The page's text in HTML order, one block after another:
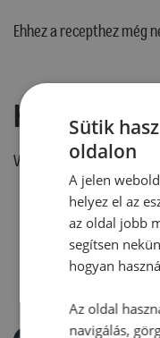
Ehhez a recepthez még
Vélemény írásához, kérjük,
Sütik
oldalon
A jelen
helyez el az
az oldal jobb
segítsen
hogyan
Az oldal
navigálás,